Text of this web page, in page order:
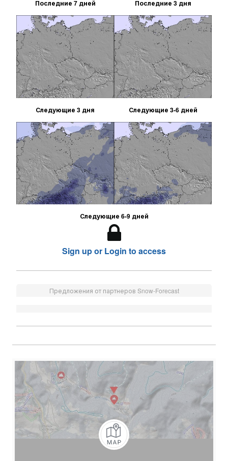
Последние 7 дней Последние 3 дня
Следующие 3 дня Следующие 3-6 дней
Следующие 6-9 дней
Sign up or Login to access
Предложения от партнеров Snow-Forecast